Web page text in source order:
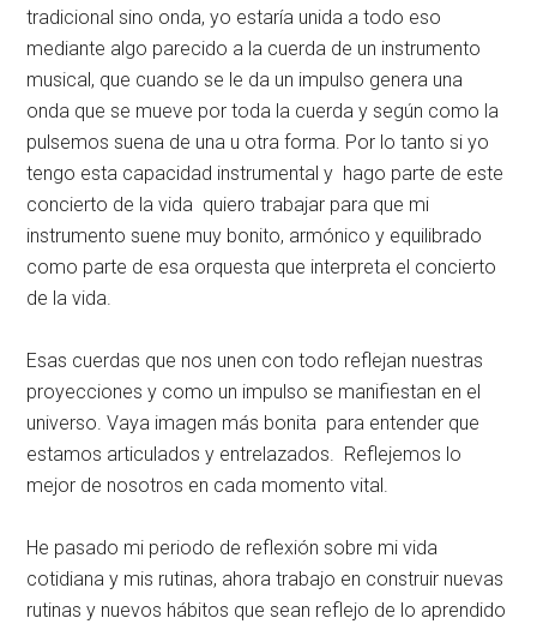
tradicional sino onda, yo estaría unida a todo eso
mediante algo parecido a la cuerda de un instrumento
musical, que cuando se le da un impulso genera una
onda que se mueve por toda la cuerda y según como la
pulsemos suena de una u otra forma. Por lo tanto si yo
tengo esta capacidad instrumental y hago parte de este
concierto de la vida quiero trabajar para que mi
instrumento suene muy bonito, armónico y equilibrado
como parte de esa orquesta que interpreta el concierto
de la vida.
Esas cuerdas que nos unen con todo reflejan nuestras
proyecciones y como un impulso se manifiestan en el
universo. Vaya imagen más bonita para entender que
estamos articulados y entrelazados. Reflejemos lo
mejor de nosotros en cada momento vital.
He pasado mi periodo de reflexión sobre mi vida
cotidiana y mis rutinas, ahora trabajo en construir nuevas
rutinas y nuevos hábitos que sean reflejo de lo aprendido